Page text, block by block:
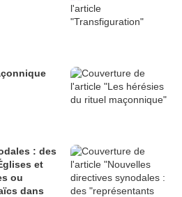
: des
et
ou
dans